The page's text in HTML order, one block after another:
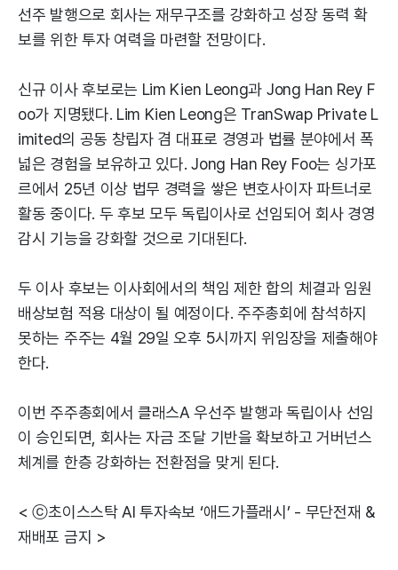
선주 발행으로 회사는 재무구조를 강화하고 성장 동력 확
보를 위한 투자 여력을 마련할 전망이다.
신규 이사 후보로는 Lim Kien Leong과 Jong Han Rey F
oo가 지명됐다. Lim Kien Leong은 TranSwap Private L
imited의 공동 창립자 겸 대표로 경영과 법률 분야에서 폭
넓은 경험을 보유하고 있다. Jong Han Rey Foo는 싱가포
르에서 25년 이상 법무 경력을 쌓은 변호사이자 파트너로
활동 중이다. 두 후보 모두 독립이사로 선임되어 회사 경영
감시 기능을 강화할 것으로 기대된다.
두 이사 후보는 이사회에서의 책임 제한 합의 체결과 임원
배상보험 적용 대상이 될 예정이다. 주주총회에 참석하지
못하는 주주는 4월 29일 오후 5시까지 위임장을 제출해야
한다.
이번 주주총회에서 클래스A 우선주 발행과 독립이사 선임
이 승인되면, 회사는 자금 조달 기반을 확보하고 거버넌스
체계를 한층 강화하는 전환점을 맞게 된다.
< ⓒ초이스스탁 AI 투자속보 ‘애드가플래시’ - 무단전재 &
재배포 금지 >